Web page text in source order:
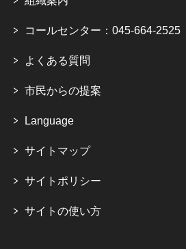
コールセンター：045-664-2525
よくある質問
市民からの提案
Language
サイトマップ
サイトポリシー
サイトの使い方